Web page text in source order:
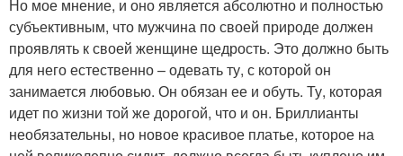
Но мое мнение, и оно является абсолютно и полностью
субъективным, что мужчина по своей природе должен
проявлять к своей женщине щедрость. Это должно быть
для него естественно – одевать ту, с которой он
занимается любовью. Он обязан ее и обуть. Ту, которая
идет по жизни той же дорогой, что и он. Бриллианты
необязательны, но новое красивое платье, которое на